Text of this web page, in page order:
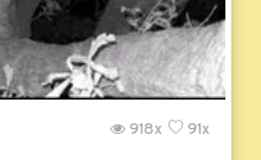
91x
918x